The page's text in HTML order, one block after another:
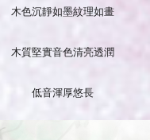
木色沉靜如墨紋理如畫
木質堅實音色清亮透潤
低音渾厚悠長